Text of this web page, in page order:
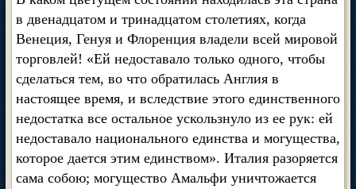
в двенадцатом и тринадцатом столетиях, когда
Венеция, Генуя и Флоренция владели всей мировой
торговлей! «Ей недоставало только одного, чтобы
сделаться тем, во что обратилась Англия в
настоящее время, и вследствие этого единственного
недостатка все остальное ускользнуло из ее рук: ей
недоставало национального единства и могущества,
которое дается этим единством». Италия разоряется
сама собою; могущество Амальфи уничтожается